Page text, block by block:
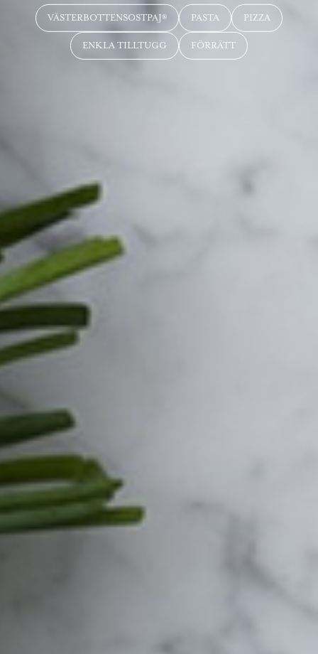
VÄSTERBOTTENSOSTPAJ® PASTA PIZZA
ENKLA TILLTUGG FÖRRÄTT